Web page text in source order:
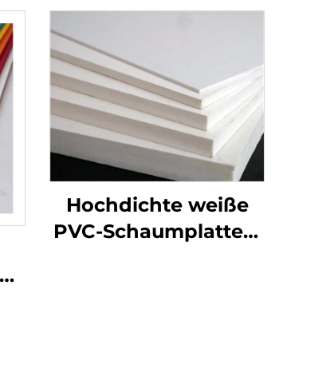
Hochdichte weiße
PVC-Schaumplatten,